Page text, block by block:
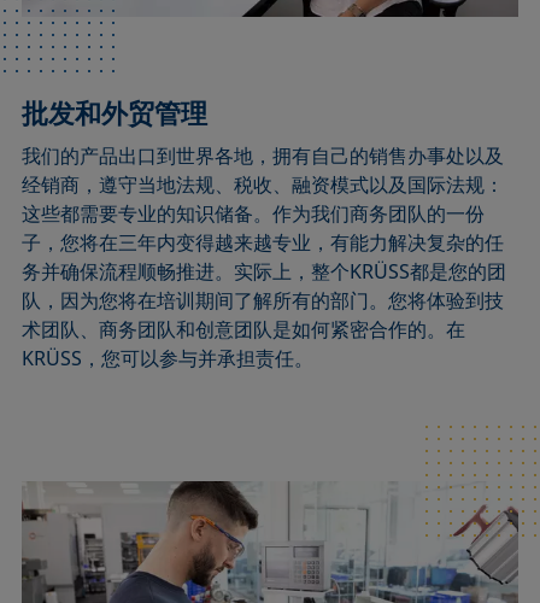
批发和外贸管理
我们的产品出口到世界各地，拥有自己的销售办事处以及
经销商，遵守当地法规、税收、融资模式以及国际法规：
这些都需要专业的知识储备。作为我们商务团队的一份
子，您将在三年内变得越来越专业，有能力解决复杂的任
务并确保流程顺畅推进。实际上，整个KRÜSS都是您的团
队，因为您将在培训期间了解所有的部门。您将体验到技
术团队、商务团队和创意团队是如何紧密合作的。在
KRÜSS，您可以参与并承担责任。